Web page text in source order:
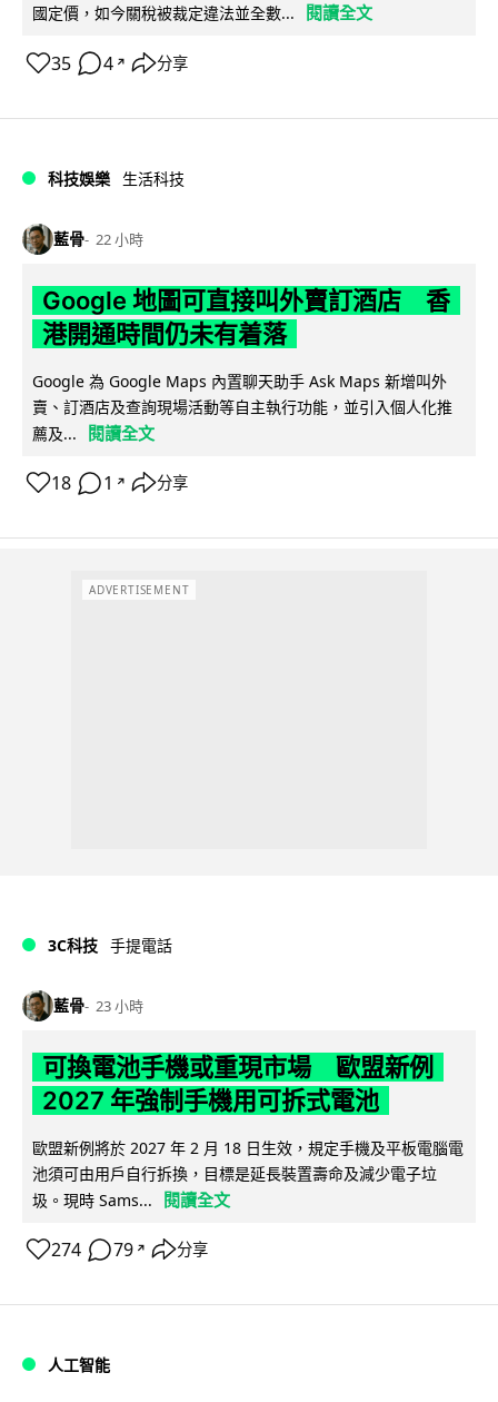
國定價，如今關稅被裁定違法並全數...
閱讀全文
35 4 ↗ 分享
科技娛樂 生活科技
藍骨 22 小時
Google 地圖可直接叫外賣訂酒店 香
港開通時間仍未有着落
Google 為 Google Maps 內置聊天助手 Ask Maps 新增叫外
賣、訂酒店及查詢現場活動等自主執行功能，並引入個人化推
薦及...
閱讀全文
18 1 ↗ 分享
ADVERTISEMENT
3C科技 手提電話
藍骨 23 小時
可換電池手機或重現市場 歐盟新例
2027 年強制手機用可拆式電池
歐盟新例將於 2027 年 2 月 18 日生效，規定手機及平板電腦電
池須可由用戶自行拆換，目標是延長裝置壽命及減少電子垃
圾。現時 Sams...
閱讀全文
274 79 ↗ 分享
人工智能